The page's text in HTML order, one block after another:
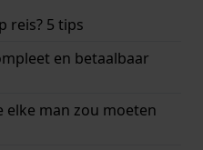
reis? 5 tips
en betaalbaar
elke man zou moeten